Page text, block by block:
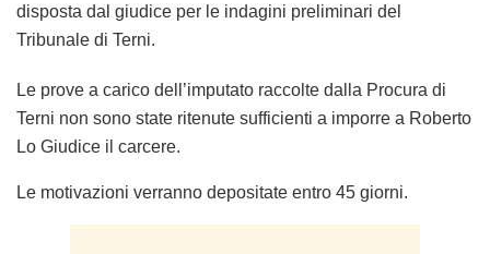
disposta dal giudice per le indagini preliminari del
Tribunale di Terni.
Le prove a carico dell’imputato raccolte dalla Procura di
Terni non sono state ritenute sufficienti a imporre a Roberto
Lo Giudice il carcere.
Le motivazioni verranno depositate entro 45 giorni.